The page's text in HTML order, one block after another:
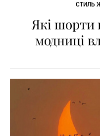
СТИЛЬ
Які шорти
модниці